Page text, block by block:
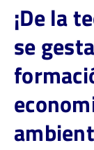
¡De la
se